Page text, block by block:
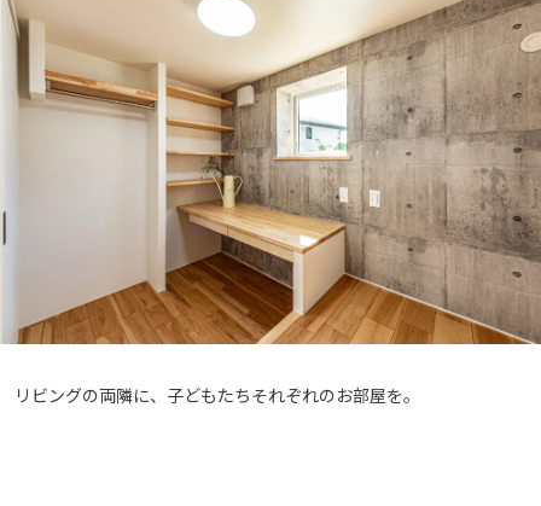
リビングの両隣に、子どもたちそれぞれのお部屋を。